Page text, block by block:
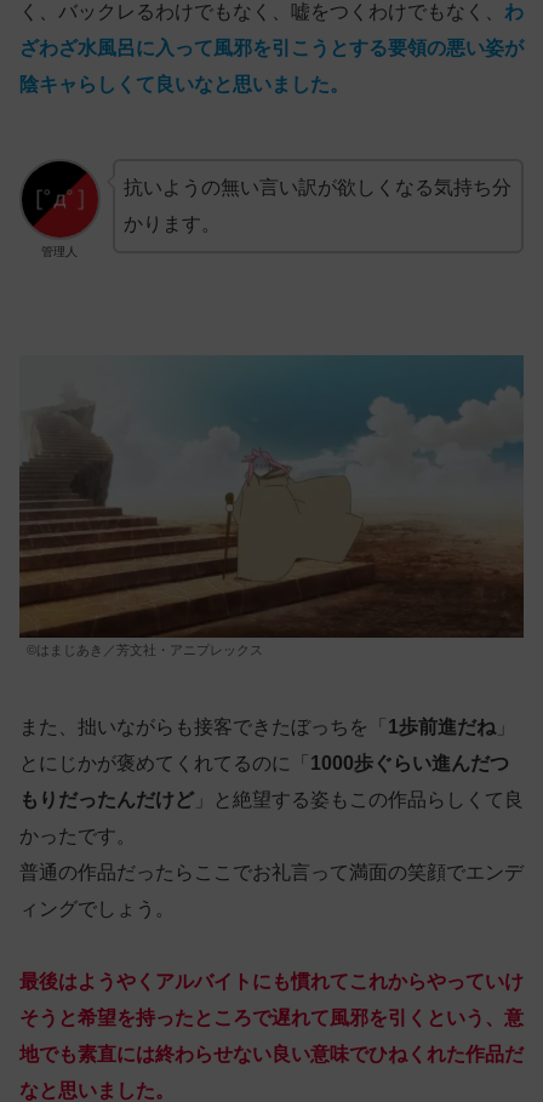
く、バックレるわけでもなく、嘘をつくわけでもなく、 わ
ざわざ水風呂に入って風邪を引こうとする要領の悪い姿が
陰キャらしくて良いなと思いました。
管理人
抗いようの無い言い訳が欲しくなる気持ち分
かります。
©はまじあき／芳文社・アニプレックス
また、拙いながらも接客できたぼっちを「 1歩前進だね 」
とにじかが褒めてくれてるのに「 1000歩ぐらい進んだつ
もりだったんだけど 」と絶望する姿もこの作品らしくて良
かったです。
普通の作品だったらここでお礼言って満面の笑顔でエンデ
ィングでしょう。
最後はようやくアルバイトにも慣れてこれからやっていけ
そうと希望を持ったところで遅れて風邪を引くという、意
地でも素直には終わらせない良い意味でひねくれた作品だ
なと思いました。